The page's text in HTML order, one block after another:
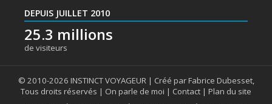
DEPUIS JUILLET 2010
25.3 millions
de visiteurs
© 2010-2026 INSTINCT VOYAGEUR | Créé par Fabrice Dubesset,
Tous droits réservés | On parle de moi | Contact | Plan du site